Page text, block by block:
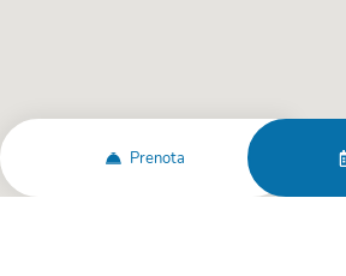
Prenota